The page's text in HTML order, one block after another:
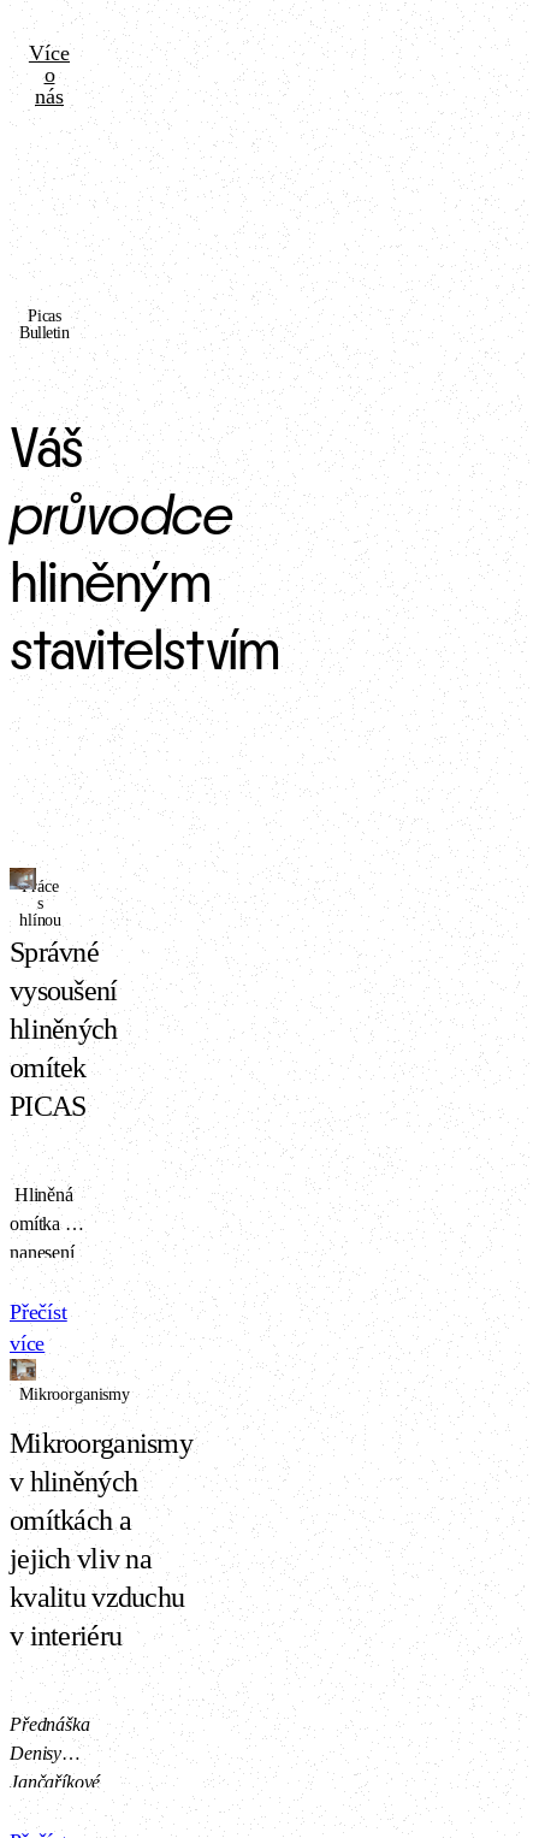
Více
o
nás
Picas
Bulletin
Váš
průvodce
hliněným
stavitelstvím
Práce
s
hlínou
Správné
vysoušení
hliněných
omítek
PICAS
Hliněná
omítka po
nanesení
na stěnu
obsahuje
velké
množství
vody. Tu
je potřeba
z omítky
co nejdříve
uvolnit,
aby na
povrchu
nevznikaly
plísně a
aby bylo
možné
brzy
pokračovat
s dalšími
vrstvami
(například
Přečíst
více
Mikroorganismy
Mikroorganismy
v hliněných
omítkách a
jejich vliv na
kvalitu vzduchu
v interiéru
Přednáška
Denisy
Jančaříkové
z